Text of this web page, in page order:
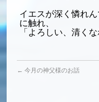
イエスが深く憐れ
に触れ、
「よろしい、清くな
← 今月の神父様のお話